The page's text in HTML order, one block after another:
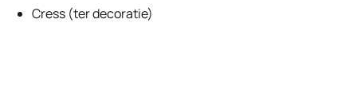
Cress (ter decoratie)